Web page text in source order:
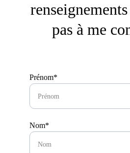
pas à me
Prénom*
Nom*